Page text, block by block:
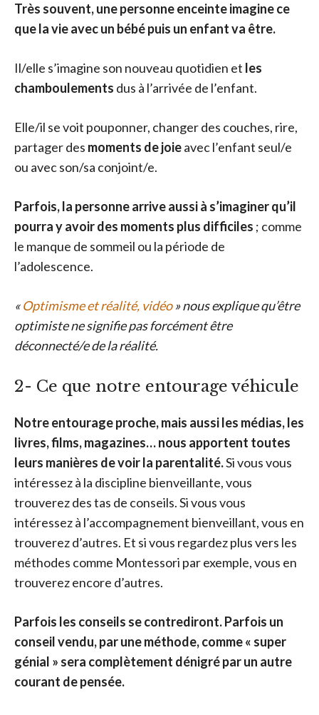
Très souvent, une personne enceinte imagine ce
que la vie avec un bébé puis un enfant va être.
Il/elle s’imagine son nouveau quotidien et les
chamboulements dus à l’arrivée de l’enfant.
Elle/il se voit pouponner, changer des couches, rire,
partager des moments de joieavec l’enfant seul/e
ou avec son/sa conjoint/e.
Parfois, la personne arrive aussi à s’imaginer qu’il
pourra y avoir des moments plus difficiles ; comme
le manque de sommeil ou la période de
l’adolescence.
«Optimisme et réalité, vidéo» nous explique qu’être
optimiste ne signifie pas forcément être
déconnecté/e de la réalité.
2- Ce que notre entourage véhicule
Notre entourage proche, mais aussi les médias, les
livres, films, magazines… nous apportent toutes
leurs manières de voir la parentalité.Si vous vous
intéressez à la discipline bienveillante, vous
trouverez des tas de conseils. Si vous vous
intéressez à l’accompagnement bienveillant, vous en
trouverez d’autres. Et si vous regardez plus vers les
méthodes comme Montessori par exemple, vous en
trouverez encore d’autres.
Parfois les conseils se contrediront. Parfois un
conseil vendu, par une méthode, comme « super
génial » sera complètement dénigré par un autre
courant de pensée.